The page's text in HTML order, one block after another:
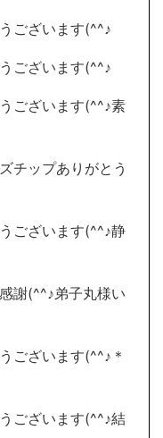
ございます(^^♪
ございます(^^♪
ございます(^^♪素
チップありがとう
ございます(^^♪静
謝(^^♪弟子丸様い
ございます(^^♪＊
ございます(^^♪結